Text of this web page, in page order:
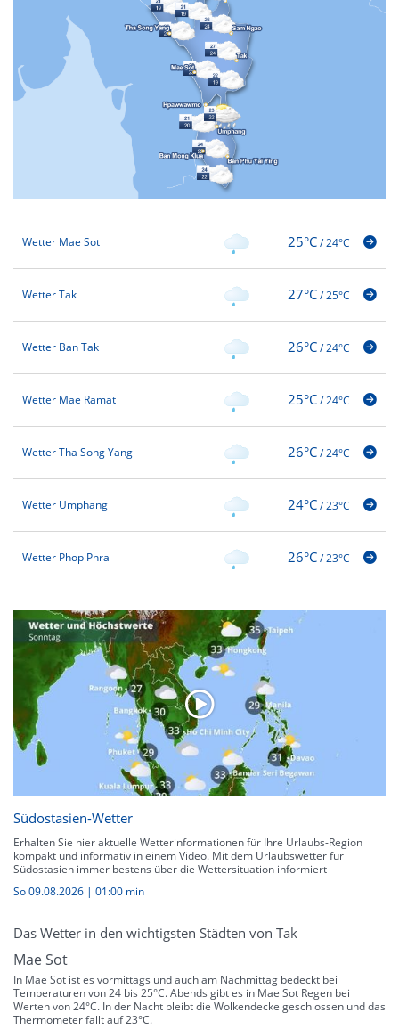
Wetter Mae Sot 25°C/24°C
Wetter Tak 27°C/25°C
Wetter Ban Tak 26°C/24°C
Wetter Mae Ramat 25°C/24°C
Wetter Tha Song Yang 26°C/24°C
Wetter Umphang 24°C/23°C
Wetter Phop Phra 26°C/23°C
Südostasien-Wetter
Erhalten Sie hier aktuelle Wetterinformationen für Ihre Urlaubs-Region
kompakt und informativ in einem Video. Mit dem Urlaubswetter für
Südostasien immer bestens über die Wettersituation informiert
So 09.08.2026 | 01:00 min
Das Wetter in den wichtigsten Städten von Tak
Mae Sot
In Mae Sot ist es vormittags und auch am Nachmittag bedeckt bei
Temperaturen von 24 bis 25°C. Abends gibt es in Mae Sot Regen bei
Werten von 24°C. In der Nacht bleibt die Wolkendecke geschlossen und das
Thermometer fällt auf 23°C.